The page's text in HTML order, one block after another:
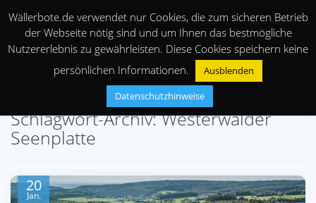
Schlagwort-Archiv: Westerwälder
Seenplatte
20
Jan.
Wällerbote.de verwendet nur Cookies, die zum sicheren Betrieb
der Webseite nötig sind und um Ihnen das bestmögliche
Nutzererlebnis zu gewährleisten. Diese Cookies speichern keine
persönlichen Informationen.
Ausblenden
Datenschutzhinweise